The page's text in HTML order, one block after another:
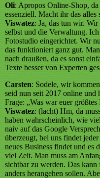
Oli: Apropos Online-Shop,
essenziell. Macht ihr das alles
Viswatez: Ja, das tun wir.
selbst und die Verwaltung.
Fotostudio eingerichtet. Wir
das funktioniert ganz gut.
nach draußen, da es sonst
Texte besser von Experten
Carsten: Sodele, wir
seid nun seit 2017 online und
Frage: „Was war euer
Viswatez: (lacht) Hm, da
haben wahrscheinlich, wie
naiv auf das Google
überzeugt, bei uns findet
neues Business findet und es
viel Zeit. Man muss am
sichtbar zu werden. Das
anders herangehen sollen.